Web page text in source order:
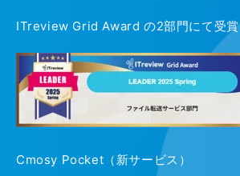
ITreview Grid Award の2部門にて受賞
Cmosy Pocket（新サービス）